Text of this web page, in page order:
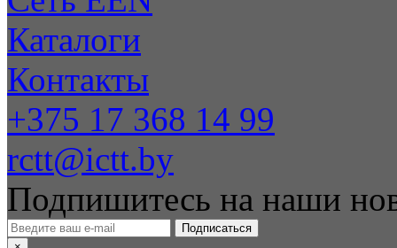
Каталоги
Контакты
+375 17 368 14 99
rctt@ictt.by
Подпишитесь на наши
Подписаться